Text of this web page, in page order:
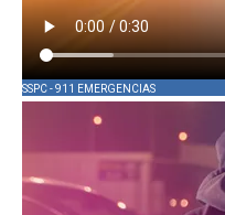
SSPC - 911 EMERGENCIAS